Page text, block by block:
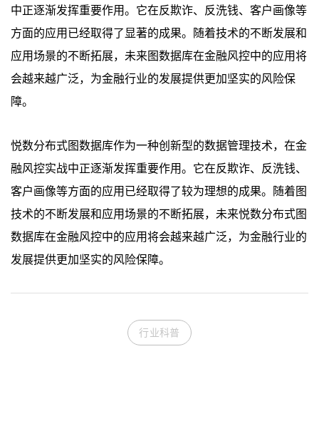
中正逐渐发挥重要作用。它在反欺诈、反洗钱、客户画像等
方面的应用已经取得了显著的成果。随着技术的不断发展和
应用场景的不断拓展，未来图数据库在金融风控中的应用将
会越来越广泛，为金融行业的发展提供更加坚实的风险保
障。
悦数分布式图数据库作为一种创新型的数据管理技术，在金
融风控实战中正逐渐发挥重要作用。它在反欺诈、反洗钱、
客户画像等方面的应用已经取得了较为理想的成果。随着图
技术的不断发展和应用场景的不断拓展，未来悦数分布式图
数据库在金融风控中的应用将会越来越广泛，为金融行业的
发展提供更加坚实的风险保障。
行业科普